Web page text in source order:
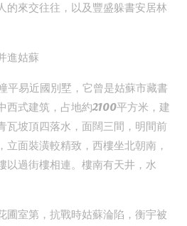
的來交往往，以及豐盛躲書安居林
進姑蘇
平易近國別墅，它曾是姑蘇市藏書
西式建筑，占地約2100平方米，建
瓦坡頂四落水，面闊三間，明間前
立面裝潢較精致，西樓坐北朝南，
以過街樓相連。樓南有天井，水
圃室第，抗戰時姑蘇淪陷，衡宇被